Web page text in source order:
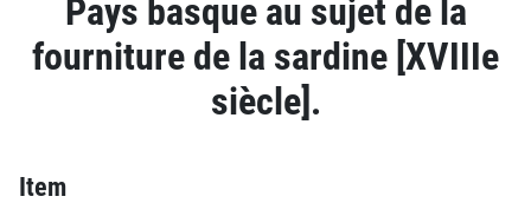
Pays basque au sujet de la
fourniture de la sardine [XVIIIe
siècle].
Item